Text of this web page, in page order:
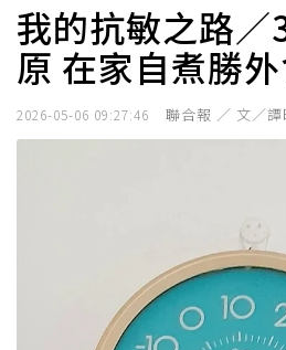
我的抗敏之路／
原 在家自煮勝
2026-05-06 09:27:46 聯合報 ／ 文／譚